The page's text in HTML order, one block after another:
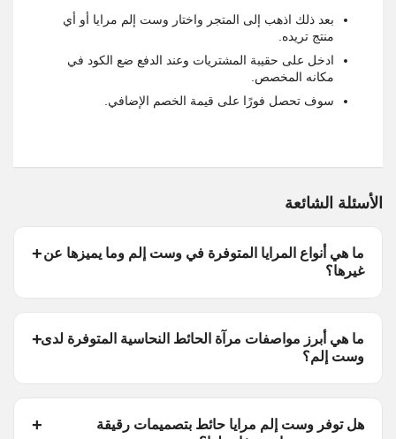
بعد ذلك اذهب إلى المتجر واختار وست إلم مرايا أو أي
منتج تريده.
ادخل على حقيبة المشتريات وعند الدفع ضع الكود في
مكانه المخصص.
سوف تحصل فورًا على قيمة الخصم الإضافي.
الأسئلة الشائعة
ما هي أنواع المرايا المتوفرة في وست إلم وما يميزها عن
غيرها؟
ما هي أبرز مواصفات مرآة الحائط النحاسية المتوفرة لدى
وست إلم؟
هل توفر وست إلم مرايا حائط بتصميمات رقيقة